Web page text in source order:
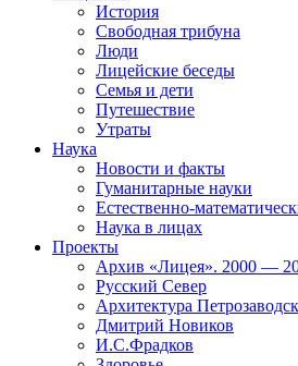
История
Свободная трибуна
Люди
Лицейские беседы
Семья и дети
Путешествие
Утраты
Наука
Новости и факты
Гуманитарные науки
Естественно-
Наука в лицах
Проекты
Архив «Лицея». 2000 —
Русский Север
Архитектура
Дмитрий Новиков
И.С.Фрадков